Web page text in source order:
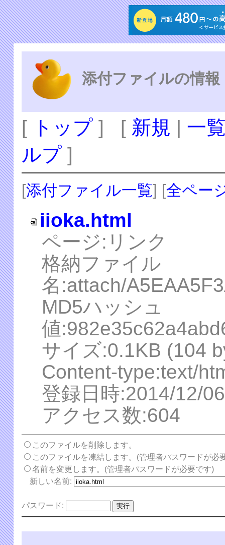
添付ファイルの情報
[ トップ ] [ 新規 | 一
ルプ ]
[添付ファイル一覧] [全ペー
iioka.html
ページ:リンク
格納ファイル
名:attach/
MD5ハッシュ
値
サイズ:0.1KB (104
Content-type:text/
登録日時:2014/12/
アクセス数:604
このファイルを削除します。
このファイルを凍結します。(管理者パスワードが必
名前を変更します。(管理者パスワードが必要です)
新しい名前:
パスワード: